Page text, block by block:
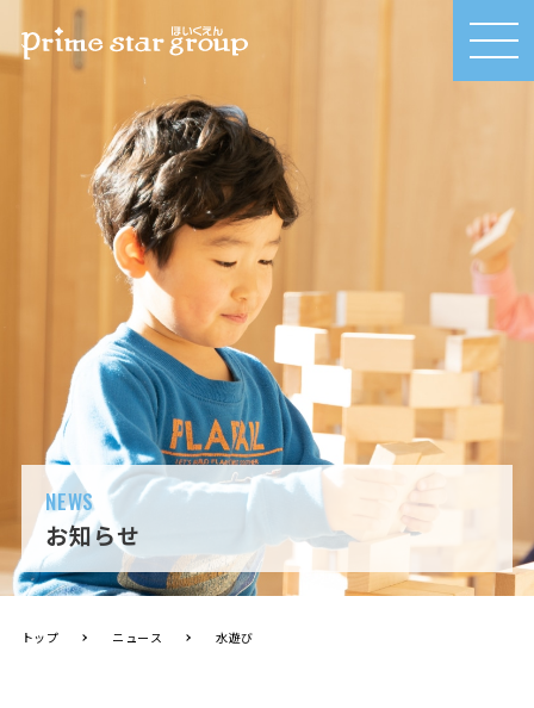
MEN
U
NEWS
お知らせ
トップ ニュース 水遊び